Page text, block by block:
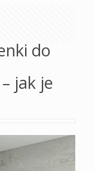
do
jak je